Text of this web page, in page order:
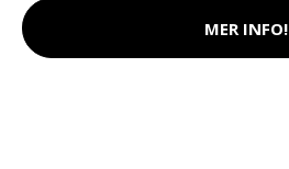
MER INFO!